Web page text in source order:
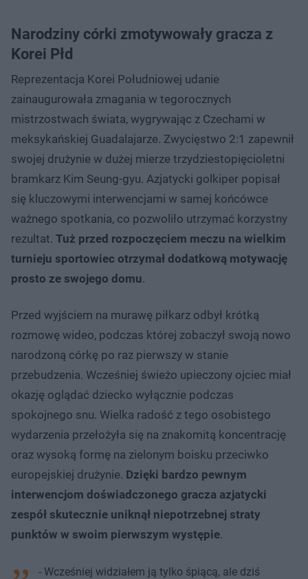
Narodziny córki zmotywowały gracza z
Korei Płd
Reprezentacja Korei Południowej udanie
zainaugurowała zmagania w tegorocznych
mistrzostwach świata, wygrywając z Czechami w
meksykańskiej Guadalajarze. Zwycięstwo 2:1 zapewnił
swojej drużynie w dużej mierze trzydziestopięcioletni
bramkarz Kim Seung-gyu. Azjatycki golkiper popisał
się kluczowymi interwencjami w samej końcówce
ważnego spotkania, co pozwoliło utrzymać korzystny
rezultat. Tuż przed rozpoczęciem meczu na wielkim
turnieju sportowiec otrzymał dodatkową motywację
prosto ze swojego domu.
Przed wyjściem na murawę piłkarz odbył krótką
rozmowę wideo, podczas której zobaczył swoją nowo
narodzoną córkę po raz pierwszy w stanie
przebudzenia. Wcześniej świeżo upieczony ojciec miał
okazję oglądać dziecko wyłącznie podczas
spokojnego snu. Wielka radość z tego osobistego
wydarzenia przełożyła się na znakomitą koncentrację
oraz wysoką formę na zielonym boisku przeciwko
europejskiej drużynie. Dzięki bardzo pewnym
interwencjom doświadczonego gracza azjatycki
zespół skutecznie uniknął niepotrzebnej straty
punktów w swoim pierwszym występie.
- Wcześniej widziałem ją tylko śpiącą, ale dziś